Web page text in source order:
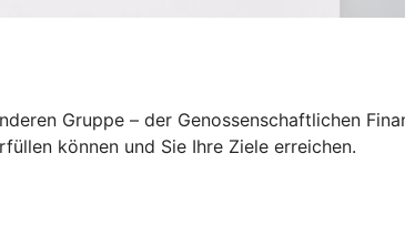
Gruppe – der Genossenschaftlichen
können und Sie Ihre Ziele erreichen.